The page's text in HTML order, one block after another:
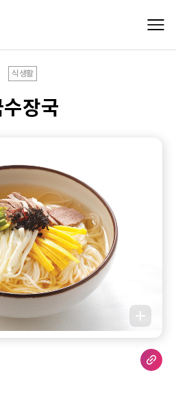
식생활
장국